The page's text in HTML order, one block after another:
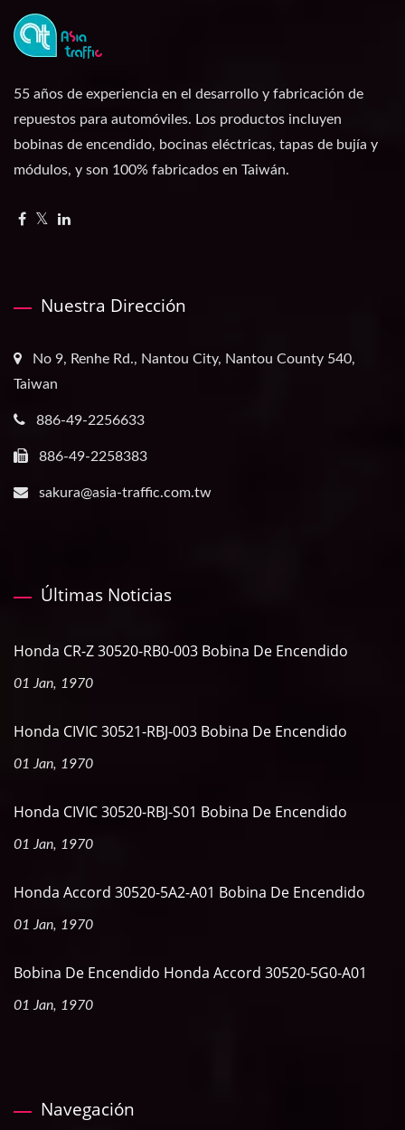
55 años de experiencia en el desarrollo y fabricación de
repuestos para automóviles. Los productos incluyen
bobinas de encendido, bocinas eléctricas, tapas de bujía y
módulos, y son 100% fabricados en Taiwán.
Nuestra Dirección
No 9, Renhe Rd., Nantou City, Nantou County 540,
Taiwan
886-49-2256633
886-49-2258383
sakura@asia-traffic.com.tw
Últimas Noticias
Honda CR-Z 30520-RB0-003 Bobina De Encendido
01 Jan, 1970
Honda CIVIC 30521-RBJ-003 Bobina De Encendido
01 Jan, 1970
Honda CIVIC 30520-RBJ-S01 Bobina De Encendido
01 Jan, 1970
Honda Accord 30520-5A2-A01 Bobina De Encendido
01 Jan, 1970
Bobina De Encendido Honda Accord 30520-5G0-A01
01 Jan, 1970
Navegación